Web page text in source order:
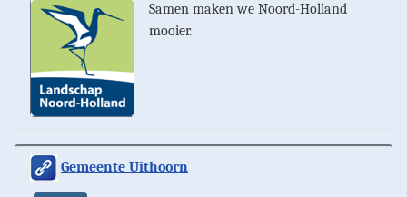
Samen maken we Noord-Holland
mooier.
Gemeente Uithoorn